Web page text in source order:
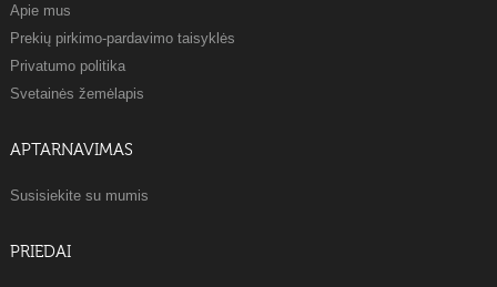
Apie mus
Prekių pirkimo-pardavimo taisyklės
Privatumo politika
Svetainės žemėlapis
APTARNAVIMAS
Susisiekite su mumis
PRIEDAI